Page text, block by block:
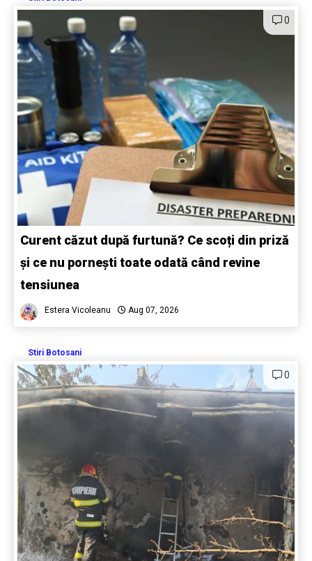
0
Curent căzut după furtună? Ce scoți din priză
și ce nu pornești toate odată când revine
tensiunea
Estera Vicoleanu Aug 07, 2026
Stiri Botosani
0